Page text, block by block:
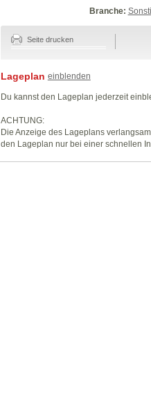
Branche:
Seite drucken
Lageplan einblenden
Du kannst den Lageplan jederzeit
ACHTUNG:
Die Anzeige des Lageplans
den Lageplan nur bei einer schnellen